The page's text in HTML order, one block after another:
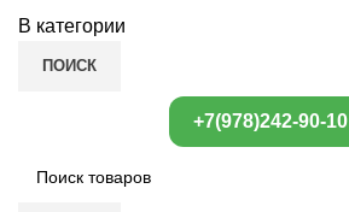
В категории
ПОИСК
+7(978)242-90-10